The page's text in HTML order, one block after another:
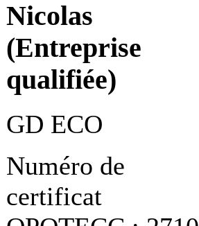
Nicolas
(Entreprise
qualifiée)
GD ECO
Numéro de
certificat